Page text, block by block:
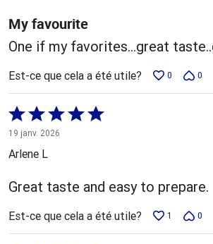
My favourite
One if my favorites...great
Est-ce que cela a été utile? 0 0
Coté
5 sur
5
19 janv. 2026
Arlene L
Great taste and easy to prepare.
Est-ce que cela a été utile? 1 0